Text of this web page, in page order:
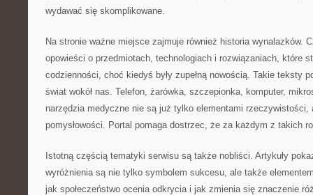
wydawać się skomplikowane.
Na stronie ważne miejsce zajmuje również historia wynalazków.
opowieści o przedmiotach, technologiach i rozwiązaniach, które
codzienności, choć kiedyś były zupełną nowością. Takie teksty
świat wokół nas. Telefon, żarówka, szczepionka, komputer,
narzędzia medyczne nie są już tylko elementami rzeczywistości,
pomysłowości. Portal pomaga dostrzec, że za każdym z takich
Istotną częścią tematyki serwisu są także nobliści. Artykuły
wyróżnienia są nie tylko symbolem sukcesu, ale także
jak społeczeństwo ocenia odkrycia i jak zmienia się znaczenie